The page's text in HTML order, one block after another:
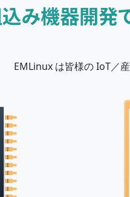
み機器開発
EMLinux は皆様の IoT／